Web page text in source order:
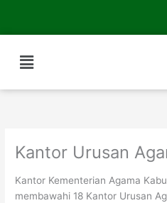
Menu
Kantor Urusan
Kantor Kementerian Agama
membawahi 18 Kantor Urusan